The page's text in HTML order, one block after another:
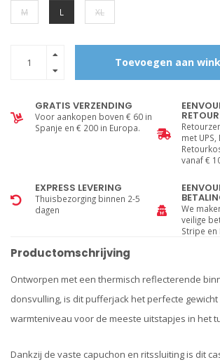
M L XL
Toevoegen aan
GRATIS VERZENDING
Voor aankopen boven € 60 in
Spanje en € 200 in Europa.
met
vanaf €
EXPRESS LEVERING
Thuisbezorging binnen 2-5
dagen
We
veilige
Stripe en
Productomschrijving
Ontworpen met een thermisch reflecterende
donsvulling, is dit pufferjack het perfecte
warmteniveau voor de meeste uitstapjes in het
Dankzij de vaste capuchon en ritssluiting is dit